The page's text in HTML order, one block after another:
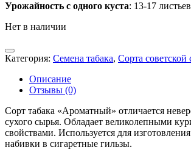
Урожайность с одного куста: 13-17
Нет в наличии
Категория: Семена табака, Сорта советской
Описание
Отзывы (0)
Сорт табака «Ароматный» отличается
сухого сырья. Обладает великолепными
свойствами. Используется для
набивки в сигаретные гильзы.